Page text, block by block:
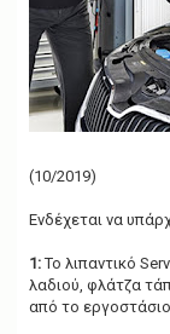
(10/2019)
Ενδέχεται να
1:Το λιπαντικό
λαδιού, φλάτζα
από το